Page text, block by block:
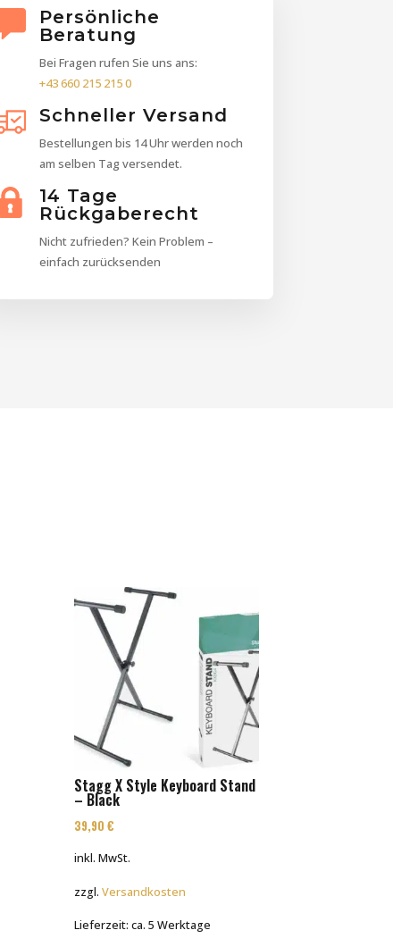
Persönliche
Beratung
Bei Fragen rufen Sie uns ans:
+43 660 215 215 0
Schneller Versand
Bestellungen bis 14 Uhr werden noch
am selben Tag versendet.
14 Tage
Rückgaberecht
Nicht zufrieden? Kein Problem –
einfach zurücksenden
Stagg X Style Keyboard Stand
– Black
39,90€
inkl. MwSt.
zzgl.Versandkosten
Lieferzeit:ca. 5 Werktage